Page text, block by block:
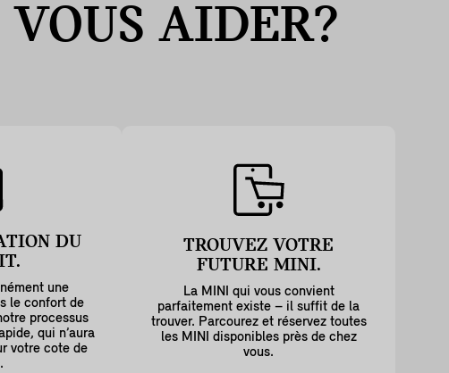
VOUS AIDER?
DU
une
le confort de
processus
qui n’aura
votre cote de
TROUVEZ VOTRE
FUTURE MINI.
La MINI qui vous convient
parfaitement existe – il suffit de la
trouver. Parcourez et réservez toutes
les MINI disponibles près de chez
vous.